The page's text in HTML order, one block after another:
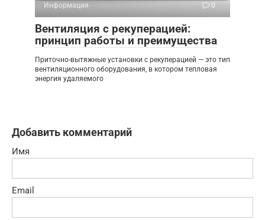
Информация 0
Вентиляция с рекуперацией:
принцип работы и преимущества
Приточно-вытяжные установки с рекуперацией — это тип
вентиляционного оборудования, в котором тепловая
энергия удаляемого
Добавить комментарий
Имя
Email